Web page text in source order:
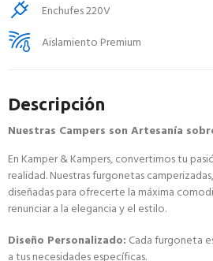
Enchufes 220V
Aislamiento Premium
Descripción
Nuestras Campers son Artesanía
En Kamper & Kampers, convertimos tu
realidad. Nuestras furgonetas
diseñadas para ofrecerte la máxima
renunciar a la elegancia y el estilo.
Diseño Personalizado: Cada furgoneta
a tus necesidades específicas.